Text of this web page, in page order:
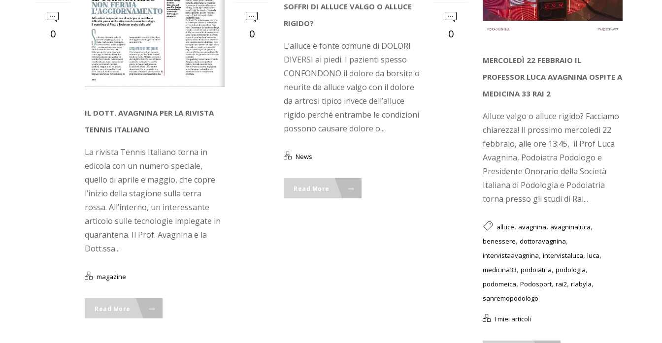
0
IL DOTT. AVAGNINA PER LA RIVISTA
TENNIS ITALIANO
La rivista Tennis Italiano torna in
edicola con un numero speciale,
quello di aprile e maggio, che copre
l’inizio della stagione sulla terra
rossa. All’interno, un interessante
articolo sulle tecnologie impiegate in
quarantena. Il Prof. Avagnina e la
Dott.ssa...
magazine
Read More
0
SOFFRI DI ALLUCE VALGO O ALLUCE
RIGIDO?
L’alluce è fonte comune di DOLORI
DIVERSI ai piedi. I pazienti spesso
CONFONDONO il dolore da borsite o
neurite da alluce valgo con il dolore
da artrosi tipico invece dell’alluce
rigido perché entrambe le condizioni
possono causare dolore o...
News
Read More
0
MERCOLEDÌ 22 FEBBRAIO IL
PROFESSOR LUCA AVAGNINA OSPITE A
MEDICINA 33 RAI 2
Alluce valgo o alluce rigido? Facciamo
chiarezza! Il prossimo mercoledì 22
febbraio, alle ore 13:45, il Prof Luca
Avagnina, Podoiatra Podologo e
Presidente Onorario della Società
Italiana di Podologia e Podoiatria
torna presso gli studi di Rai...
alluce, avagnina, avagninaluca,
benessere, dottoravagnina,
intervistaavagnina, intervistaluca, luca,
medicina33, podoiatria, podologia,
podomeica, Podosport, rai2, riabyla,
sanremopodologo
I miei articoli